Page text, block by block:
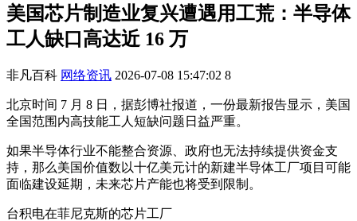
美国芯片制造业复兴遭遇用工荒：半导体
工人缺口高达近 16 万
非凡百科 网络资讯 2026-07-08 15:47:02 8
北京时间 7 月 8 日，据彭博社报道，一份最新报告显示，美国
全国范围内高技能工人短缺问题日益严重。
如果半导体行业不能整合资源、政府也无法持续提供资金支
持，那么美国价值数以十亿美元计的新建半导体工厂项目可能
面临建设延期，未来芯片产能也将受到限制。
台积电在菲尼克斯的芯片工厂